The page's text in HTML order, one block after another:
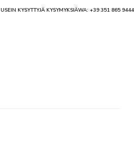
USEIN KYSYTTYJÄ KYSYMYKSIÄWA: +39 351 865 9444